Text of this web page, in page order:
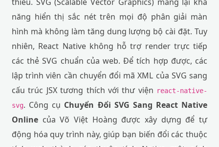
năng hiển thị sắc nét trên mọi độ phân giải màn
hình mà không làm tăng dung lượng bộ cài đặt. Tuy
nhiên, React Native không hỗ trợ render trực tiếp
các thẻ SVG chuẩn của web. Để tích hợp được, các
lập trình viên cần chuyển đổi mã XML của SVG sang
cấu trúc JSX tương thích với thư viện react-native-
svg. Công cụ Chuyển Đổi SVG Sang React Native
Online của Võ Việt Hoàng được xây dựng để tự
động hóa quy trình này, giúp bạn biến đổi các thuộc